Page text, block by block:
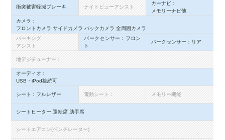
衝突被害軽減ブレーキ ナイトビューアシスト
カーナビ：
メモリーナビ他
カメラ：
フロントカメラ サイドカメラ バックカメラ 全周囲カメラ
パーキング
アシスト
パークセンサー：フロン
ト
パークセンサー：リア
地デジチューナー：
オーディオ：
USB・iPod接続可
シート：フルレザー 電動シート： メモリー機能
シートヒーター 運転席 助手席
シートエアコン(ベンチレーター)